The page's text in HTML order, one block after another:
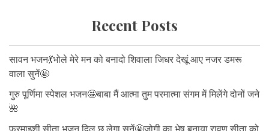
Recent Posts
सावन भजन💃भोले मेरे मन को बनादो शिवाला जिधर देखूं आए नजर डमरू
वाला सुनें🤩
गुरु पूर्णिमा स्पेशल भजन🤩बाबा मैं आत्मा तुम परमात्मा संगम में मिलेंगे दोनों जने
🌺